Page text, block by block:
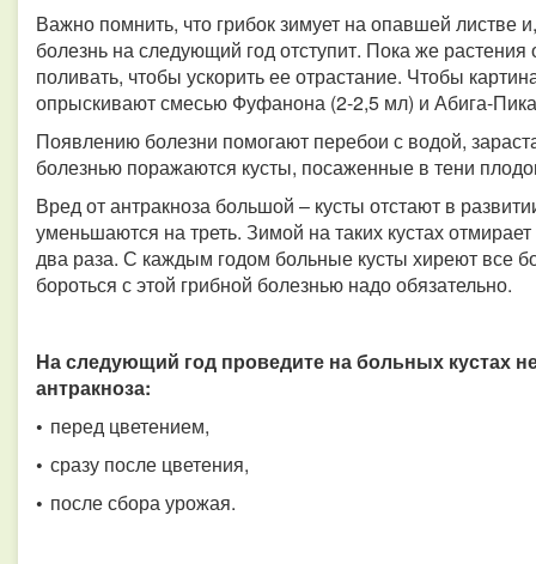
Важно помнить, что грибок зимует на опавшей листве
болезнь на следующий год отступит. Пока же
поливать, чтобы ускорить ее отрастание. Чтобы
опрыскивают смесью Фуфанона (2-2,5 мл) и Абига-
Появлению болезни помогают перебои с водой,
болезнью поражаются кусты, посаженные в тени
Вред от антракноза большой – кусты отстают в
уменьшаются на треть. Зимой на таких кустах
два раза. С каждым годом больные кусты хиреют все
бороться с этой грибной болезнью надо обязательно.
На следующий год проведите на больных кустах
антракноза:
• перед цветением,
• сразу после цветения,
• после сбора урожая.